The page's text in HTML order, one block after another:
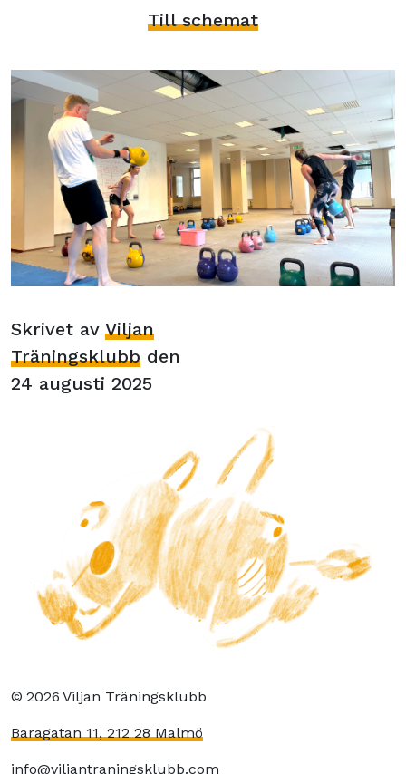
Skrivet av Viljan
Träningsklubb den
24 augusti 2025
Till schemat
© 2026 Viljan Träningsklubb
Baragatan 11, 212 28 Malmö
info@viljantraningsklubb.com